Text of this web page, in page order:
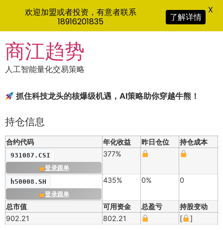
to
content
商江趋势
人工智能量化交易策略
抓住科技龙头的核爆级机遇，AI策略助你穿越牛熊！
持仓信息
合约代码 年化收益 昨日仓位 持仓成本
931087.CSI
登录跟单
377%
h50008.SH
登录跟单
435% 0% 0
总市值 可用资金 总盈亏
持股变动
902.21
802.21 [ ]
欢迎加盟或者投资，有意者联系
18916201835
了解详情
X